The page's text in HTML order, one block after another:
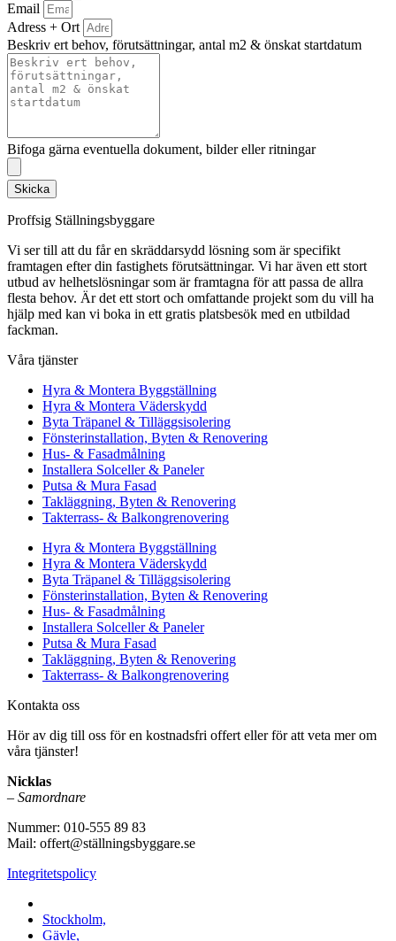
Email
Adress + Ort
Beskriv ert behov, förutsättningar, antal m2 & önskat startdatum
Bifoga gärna eventuella dokument, bilder eller ritningar
Skicka
Proffsig Ställningsbyggare
Vi ser till att du får en skräddarsydd lösning som är specifikt
framtagen efter din fastighets förutsättningar. Vi har även ett stort
utbud av helhetslösningar som är framtagna för att passa de allra
flesta behov. Är det ett stort och omfattande projekt som du vill ha
hjälp med kan vi boka in ett gratis platsbesök med en utbildad
fackman.
Våra tjänster
Hyra & Montera Byggställning
Hyra & Montera Väderskydd
Byta Träpanel & Tilläggsisolering
Fönsterinstallation, Byten & Renovering
Hus- & Fasadmålning
Installera Solceller & Paneler
Putsa & Mura Fasad
Takläggning, Byten & Renovering
Takterrass- & Balkongrenovering
Hyra & Montera Byggställning
Hyra & Montera Väderskydd
Byta Träpanel & Tilläggsisolering
Fönsterinstallation, Byten & Renovering
Hus- & Fasadmålning
Installera Solceller & Paneler
Putsa & Mura Fasad
Takläggning, Byten & Renovering
Takterrass- & Balkongrenovering
Kontakta oss
Hör av dig till oss för en kostnadsfri offert eller för att veta mer om
våra tjänster!
Nicklas
– Samordnare
Nummer: 010-555 89 83
Mail: offert@ställningsbyggare.se
Integritetspolicy
Stockholm,
Gävle,